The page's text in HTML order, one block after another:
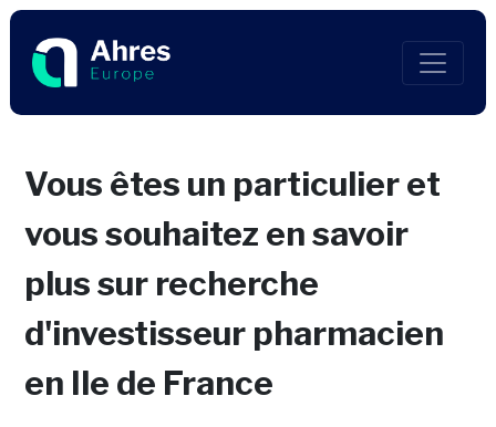
Vous êtes un particulier et
vous souhaitez en savoir
plus sur recherche
d'investisseur pharmacien
en Ile de France